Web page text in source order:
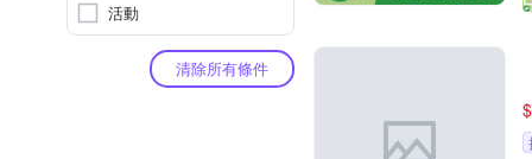
活動
清除所有條件
$